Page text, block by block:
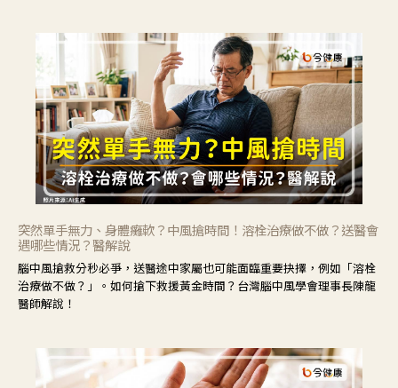
突然單手無力、身體癱軟？中風搶時間！溶栓治療做不做？送醫會
遇哪些情況？醫解說
腦中風搶救分秒必爭，送醫途中家屬也可能面臨重要抉擇，例如「溶栓
治療做不做？」。如何搶下救援黃金時間？台灣腦中風學會理事長陳龍
醫師解說！